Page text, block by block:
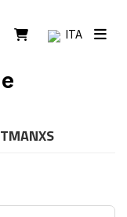
ITA